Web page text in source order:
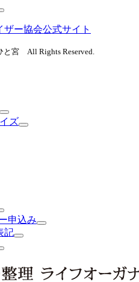
宮 All Rights Reserved.
ズ
申込み
記